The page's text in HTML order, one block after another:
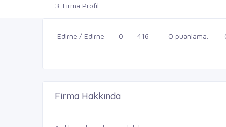
Firma Profil
Edirne / Edirne 0 416 0 puanlama.
Firma Hakkında